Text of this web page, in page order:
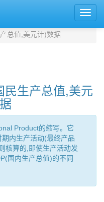
总值,美元计)数据
民生产总值,美元
Product的缩写。它
内生产活动(最终产品
核算的,即使生产活动发
国内生产总值)的不同